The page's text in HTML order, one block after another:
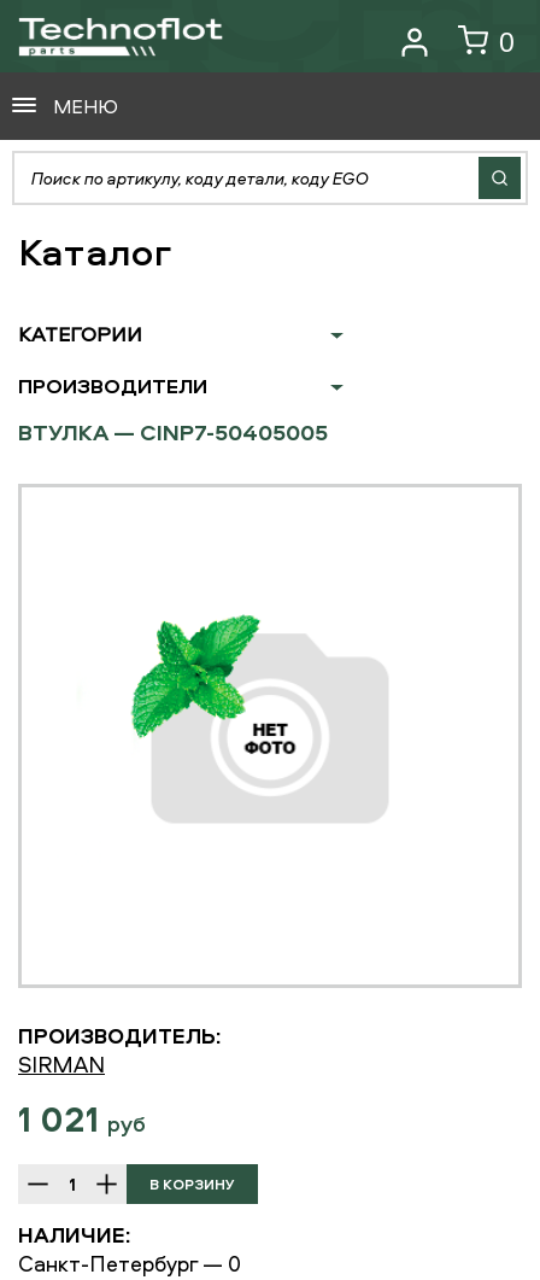
0
МЕНЮ
Каталог
КАТЕГОРИИ
ПРОИЗВОДИТЕЛИ
ВТУЛКА — CINP7-50405005
ПРОИЗВОДИТЕЛЬ:
SIRMAN
1 021 руб
НАЛИЧИЕ:
Санкт-Петербург — 0